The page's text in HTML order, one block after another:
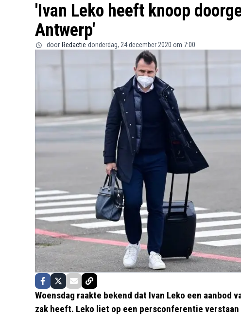
'Ivan Leko heeft knoop
Antwerp'
door Redactie donderdag, 24 december 2020 om 7:00
Woensdag raakte bekend dat Ivan Leko een aanbod
zak heeft. Leko liet op een persconferentie